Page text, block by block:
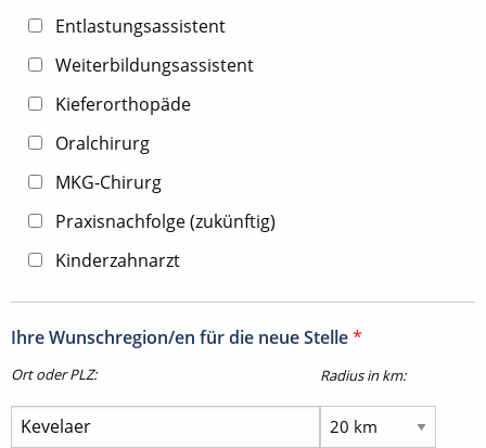
Entlastungsassistent
Weiterbildungsassistent
Kieferorthopäde
Oralchirurg
MKG-Chirurg
Praxisnachfolge (zukünftig)
Kinderzahnarzt
Ihre Wunschregion/en für die neue Stelle*
Ort oder PLZ: Radius in km: